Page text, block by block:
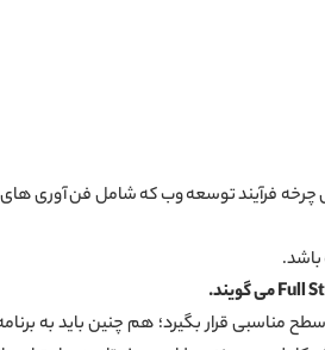
چرخه فرآیند توسعه وب که شامل فن آوری
باشد.
مناسبی قرار بگیرد؛ هم چنین باید به